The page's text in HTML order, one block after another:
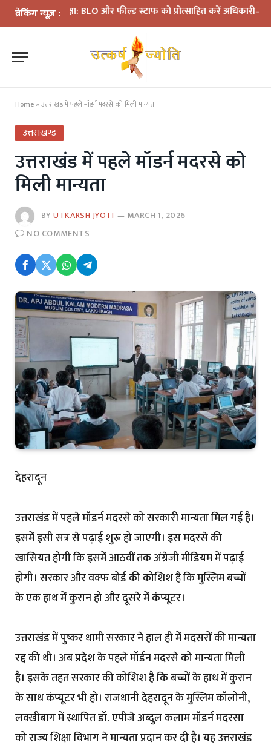
ब्रेकिंग न्यूज़ :
समीक्षा: BLO और फील्ड स्टाफ को प्रोत्साहित करें अधिकारी—मुख्य
Home » उत्तराखंड में पहले मॉडर्न मदरसे को मिली मान्यता
उत्तराखण्ड
उत्तराखंड में पहले मॉडर्न मदरसे को
मिली मान्यता
BYUTKARSH JYOTI
MARCH 1, 2026
NO COMMENTS
देहरादून
उत्तराखंड में पहले मॉडर्न मदरसे को सरकारी मान्यता मिल गई है।
इसमें इसी सत्र से पढ़ाई शुरू हो जाएगी। इस मदरसे की
खासियत होगी कि इसमें आठवीं तक अंग्रेजी मीडियम में पढ़ाई
होगी। सरकार और वक्फ बोर्ड की कोशिश है कि मुस्लिम बच्चों
के एक हाथ में कुरान हो और दूसरे में कंप्यूटर।
उत्तराखंड में पुष्कर धामी सरकार ने हाल ही में मदसरों की मान्यता
रद्द की थी। अब प्रदेश के पहले मॉर्डन मदरसे को मान्यता मिली
है। इसके तहत सरकार की कोशिश है कि बच्चों के हाथ में कुरान
के साथ कंप्यूटर भी हो। राजधानी देहरादून के मुस्लिम कॉलोनी,
लक्खीबाग में स्थापित डॉ. एपीजे अब्दुल कलाम मॉडर्न मदरसा
को राज्य शिक्षा विभाग ने मान्यता प्रदान कर दी है। यह उत्तराखंड